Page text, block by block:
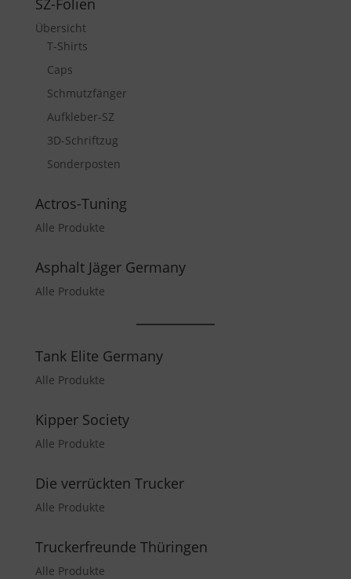
Übersicht
T-Shirts
Caps
Schmutzfänger
Aufkleber-SZ
3D-Schriftzug
Sonderposten
Actros-Tuning
Alle Produkte
Asphalt Jäger Germany
Alle Produkte
Tank Elite Germany
Alle Produkte
Kipper Society
Alle Produkte
Die verrückten Trucker
Alle Produkte
Truckerfreunde Thüringen
Alle Produkte